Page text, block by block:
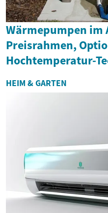
Wärmepumpen im
Preisrahmen,
Hochtemperatur-
HEIM & GARTEN